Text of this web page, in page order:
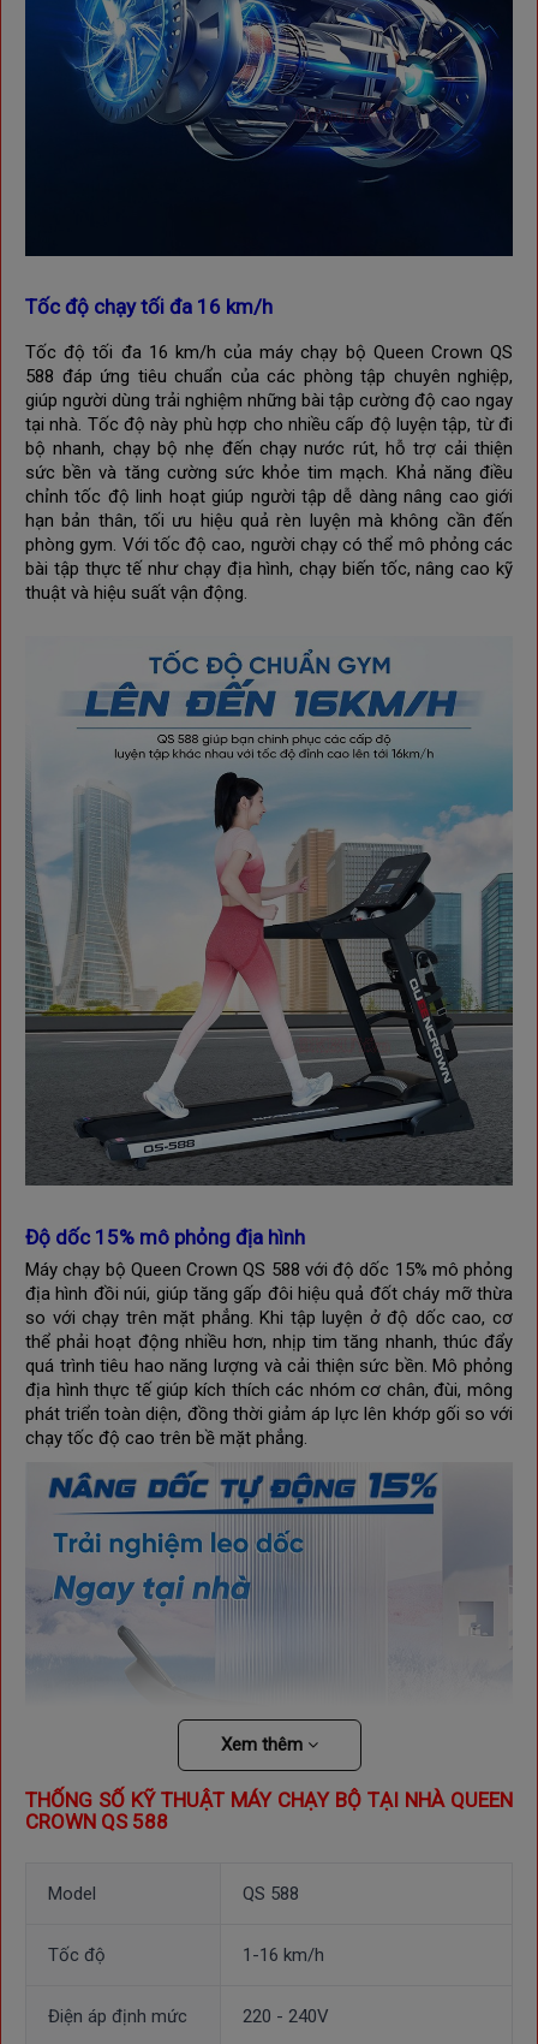
Tốc độ chạy tối đa 16 km/h
Tốc độ tối đa 16 km/h của máy chạy bộ Queen Crown QS
588 đáp ứng tiêu chuẩn của các phòng tập chuyên nghiệp,
giúp người dùng trải nghiệm những bài tập cường độ cao ngay
tại nhà. Tốc độ này phù hợp cho nhiều cấp độ luyện tập, từ đi
bộ nhanh, chạy bộ nhẹ đến chạy nước rút, hỗ trợ cải thiện
sức bền và tăng cường sức khỏe tim mạch. Khả năng điều
chỉnh tốc độ linh hoạt giúp người tập dễ dàng nâng cao giới
hạn bản thân, tối ưu hiệu quả rèn luyện mà không cần đến
phòng gym. Với tốc độ cao, người chạy có thể mô phỏng các
bài tập thực tế như chạy địa hình, chạy biến tốc, nâng cao kỹ
thuật và hiệu suất vận động.
Độ dốc 15% mô phỏng địa hình
Máy chạy bộ Queen Crown QS 588 với độ dốc 15% mô phỏng
địa hình đồi núi, giúp tăng gấp đôi hiệu quả đốt cháy mỡ thừa
so với chạy trên mặt phẳng. Khi tập luyện ở độ dốc cao, cơ
thể phải hoạt động nhiều hơn, nhịp tim tăng nhanh, thúc đẩy
quá trình tiêu hao năng lượng và cải thiện sức bền. Mô phỏng
địa hình thực tế giúp kích thích các nhóm cơ chân, đùi, mông
phát triển toàn diện, đồng thời giảm áp lực lên khớp gối so với
chạy tốc độ cao trên bề mặt phẳng.
hiện đại
Xem thêm
THỐNG SỐ KỸ THUẬT MÁY CHẠY BỘ TẠI NHÀ QUEEN
CROWN QS 588
Model QS 588
Tốc độ 1-16 km/h
Điện áp định mức 220 - 240V